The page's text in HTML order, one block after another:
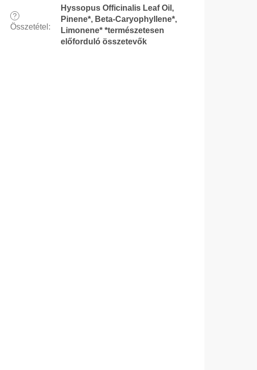
?
Összetétel :
Hyssopus Officinalis Leaf Oil,
Pinene*, Beta-Caryophyllene*,
Limonene* *természetesen
előforduló összetevők